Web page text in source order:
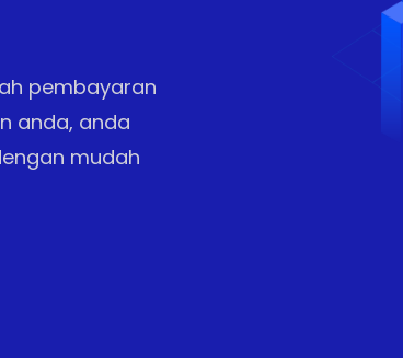
pembayaran
anda, anda
mudah